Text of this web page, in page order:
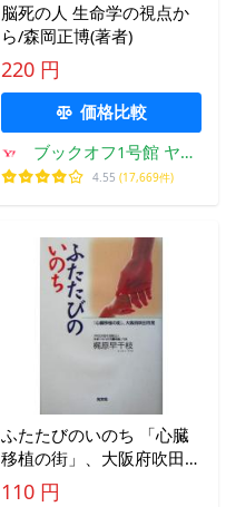
脳死の人 生命学の視点か
ら/森岡正博(著者)
220 円
価格比較
ブックオフ1号館 ヤフ
ーショッピング店
4.55 (17,669件)
ふたたびのいのち 「心臓
移植の街」、大阪府吹田市
発/梶原早千枝(著者)
110 円